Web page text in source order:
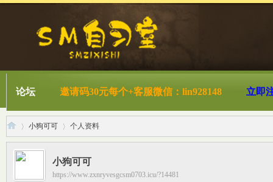
论坛 邀请码30元每个+客服微信：lin928148 立即
›
小狗可可
›
个人资料
小狗可可
https://www.zxnryvesgcsm0703.icu/?14481